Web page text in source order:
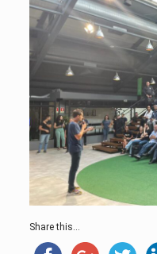
Share this...